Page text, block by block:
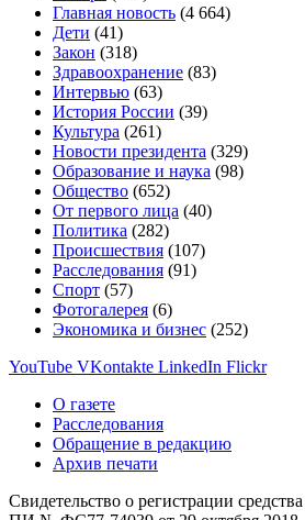
Главная новость (4 664)
Дети (41)
Закон (318)
Здравоохранение (83)
Интервью (63)
История России (39)
Культура (261)
Новости президента (329)
Образование и наука (98)
Общество (652)
От первого лица (40)
Политика (282)
Происшествия (107)
Расследования (91)
Спорт (57)
Фотогалерея (6)
Экономика и бизнес (252)
YouTube VKontakte LinkedIn Flickr
О газете
Расследования
Обращение в редакцию
Архив печати
Свидетельство о регистрации